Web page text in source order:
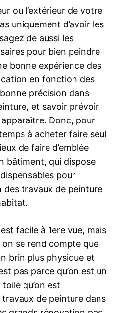
ou l’extérieur de votre
uniquement d’avoir les
de aussi les
pour bien peindre
bonne expérience des
en fonction des
précision dans
et savoir prévoir
Donc, pour
à acheter faire seul
de faire d’emblée
bâtiment, qui dispose
pour
des travaux de peinture
facile à 1ere vue, mais
on se rend compte que
brin plus physique et
pas parce qu’on est un
qu’on est
de peinture dans